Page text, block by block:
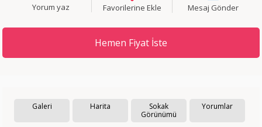
Mesaj Gönder
Favorilerine Ekle
Yorum yaz
Hemen Fiyat İste
Galeri Harita
Sokak
Görünümü
Yorumlar